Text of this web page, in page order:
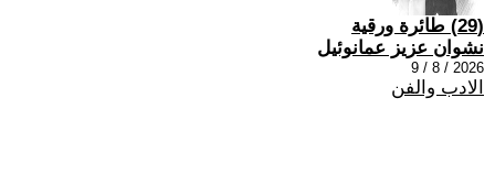
(29) طائرة ورقية
نشوان عزيز عمانوئيل
2026 / 8 / 9
الادب والفن